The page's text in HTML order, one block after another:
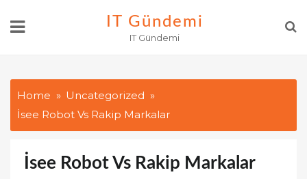
IT Gündemi
IT Gündemi
Home
Uncategorized
İsee Robot Vs Rakip Markalar
İsee Robot Vs Rakip Markalar